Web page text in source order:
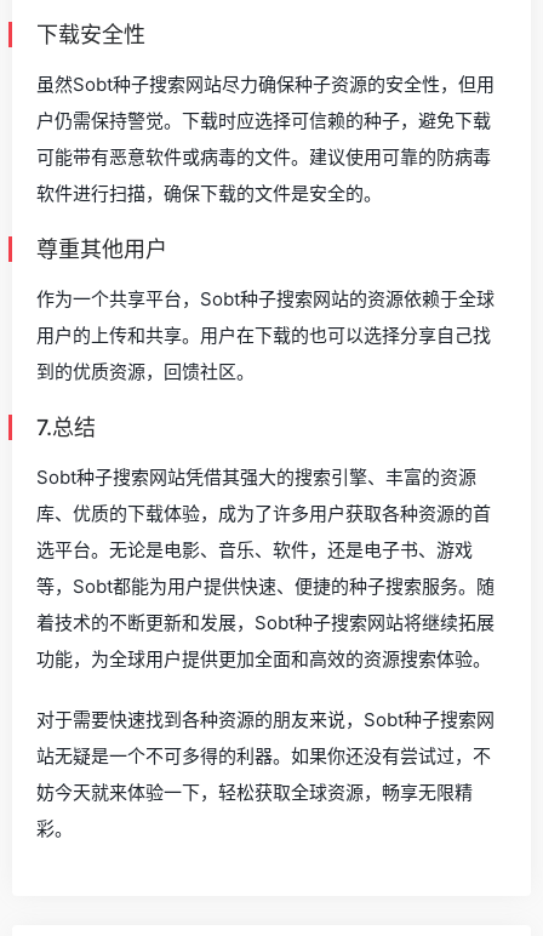
下载安全性
虽然Sobt种子搜索网站尽力确保种子资源的安全性，但用
户仍需保持警觉。下载时应选择可信赖的种子，避免下载
可能带有恶意软件或病毒的文件。建议使用可靠的防病毒
软件进行扫描，确保下载的文件是安全的。
尊重其他用户
作为一个共享平台，Sobt种子搜索网站的资源依赖于全球
用户的上传和共享。用户在下载的也可以选择分享自己找
到的优质资源，回馈社区。
7.总结
Sobt种子搜索网站凭借其强大的搜索引擎、丰富的资源
库、优质的下载体验，成为了许多用户获取各种资源的首
选平台。无论是电影、音乐、软件，还是电子书、游戏
等，Sobt都能为用户提供快速、便捷的种子搜索服务。随
着技术的不断更新和发展，Sobt种子搜索网站将继续拓展
功能，为全球用户提供更加全面和高效的资源搜索体验。
对于需要快速找到各种资源的朋友来说，Sobt种子搜索网
站无疑是一个不可多得的利器。如果你还没有尝试过，不
妨今天就来体验一下，轻松获取全球资源，畅享无限精
彩。